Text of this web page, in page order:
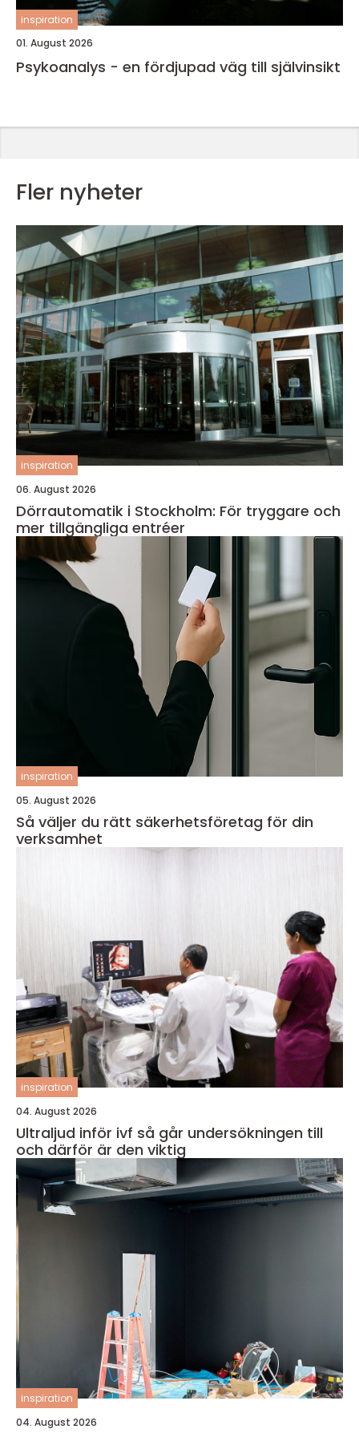
inspiration
01. August 2026
Psykoanalys - en fördjupad väg till självinsikt
Fler nyheter
inspiration
06. August 2026
Dörrautomatik i Stockholm: För tryggare och
mer tillgängliga entréer
inspiration
05. August 2026
Så väljer du rätt säkerhetsföretag för din
verksamhet
inspiration
04. August 2026
Ultraljud inför ivf så går undersökningen till
och därför är den viktig
inspiration
04. August 2026